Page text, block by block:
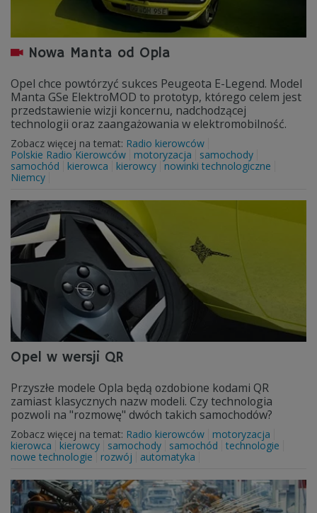
Nowa Manta od Opla
Opel chce powtórzyć sukces Peugeota E-Legend. Model
Manta GSe ElektroMOD to prototyp, którego celem jest
przedstawienie wizji koncernu, nadchodzącej
technologii oraz zaangażowania w elektromobilność.
Zobacz więcej na temat: Radio kierowców
Polskie Radio Kierowców
motoryzacja
samochody
samochód
kierowca kierowcy nowinki technologiczne
Niemcy
Opel w wersji QR
Przyszłe modele Opla będą ozdobione kodami QR
zamiast klasycznych nazw modeli. Czy technologia
pozwoli na "rozmowę" dwóch takich samochodów?
Zobacz więcej na temat: Radio kierowców
motoryzacja
kierowca
kierowcy samochody samochód
technologie
nowe technologie
rozwój automatyka